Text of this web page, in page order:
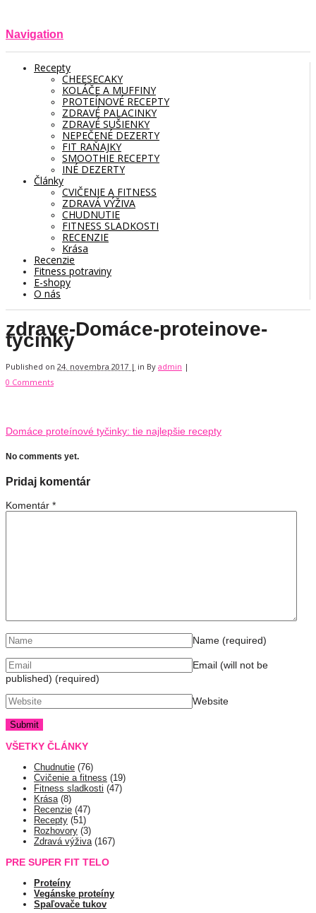
Navigation
Recepty
CHEESECAKY
KOLÁČE A MUFFINY
PROTEÍNOVÉ RECEPTY
ZDRAVÉ PALACINKY
ZDRAVÉ SUŠIENKY
NEPEČENÉ DEZERTY
FIT RAŇAJKY
SMOOTHIE RECEPTY
INÉ DEZERTY
Články
CVIČENIE A FITNESS
ZDRAVÁ VÝŽIVA
CHUDNUTIE
FITNESS SLADKOSTI
RECENZIE
Krása
Recenzie
Fitness potraviny
E-shopy
O nás
zdrave-Domáce-proteinove-
tycinky
Published on 24. novembra 2017 | in By admin |
0 Comments
Domáce proteínové tyčinky: tie najlepšie recepty
No comments yet.
Pridaj komentár
Komentár *
Name (required)
Email (will not be
published) (required)
Website
VŠETKY ČLÁNKY
Chudnutie (76)
Cvičenie a fitness (19)
Fitness sladkosti (47)
Krása(8)
Recenzie (47)
Recepty (51)
Rozhovory (3)
Zdravá výživa(167)
PRE SUPER FIT TELO
Proteíny
Vegánske proteíny
Spaľovače tukov